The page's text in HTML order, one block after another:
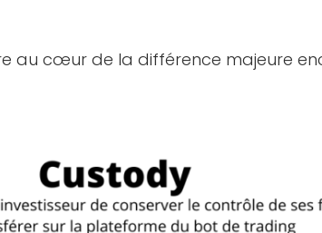
au cœur de la différence majeure